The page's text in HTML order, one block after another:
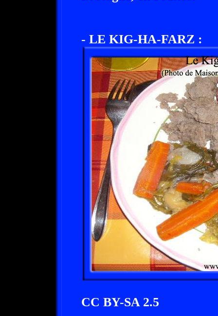
- LE KIG-HA-FARZ :
CC BY-SA 2.5